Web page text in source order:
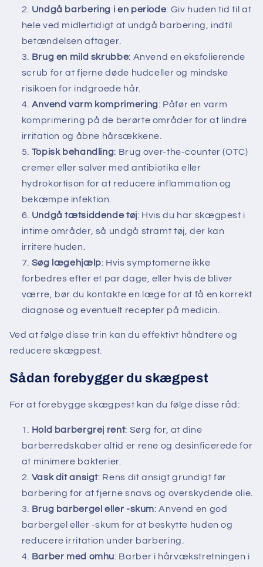
Undgå barbering i en periode: Giv huden tid til at
hele ved midlertidigt at undgå barbering, indtil
betændelsen aftager.
Brug en mild skrubbe: Anvend en eksfolierende
scrub for at fjerne døde hudceller og mindske
risikoen for indgroede hår.
Anvend varm komprimering: Påfør en varm
komprimering på de berørte områder for at lindre
irritation og åbne hårsækkene.
Topisk behandling: Brug over-the-counter (OTC)
cremer eller salver med antibiotika eller
hydrokortison for at reducere inflammation og
bekæmpe infektion.
Undgå tætsiddende tøj: Hvis du har skægpest i
intime områder, så undgå stramt tøj, der kan
irritere huden.
Søg lægehjælp: Hvis symptomerne ikke
forbedres efter et par dage, eller hvis de bliver
værre, bør du kontakte en læge for at få en korrekt
diagnose og eventuelt recepter på medicin.
Ved at følge disse trin kan du effektivt håndtere og
reducere skægpest.
Sådan forebygger du skægpest
For at forebygge skægpest kan du følge disse råd:
Hold barbergrej rent: Sørg for, at dine
barberredskaber altid er rene og desinficerede for
at minimere bakterier.
Vask dit ansigt: Rens dit ansigt grundigt før
barbering for at fjerne snavs og overskydende olie.
Brug barbergel eller -skum: Anvend en god
barbergel eller -skum for at beskytte huden og
reducere irritation under barbering.
Barber med omhu: Barber i hårvækstretningen i